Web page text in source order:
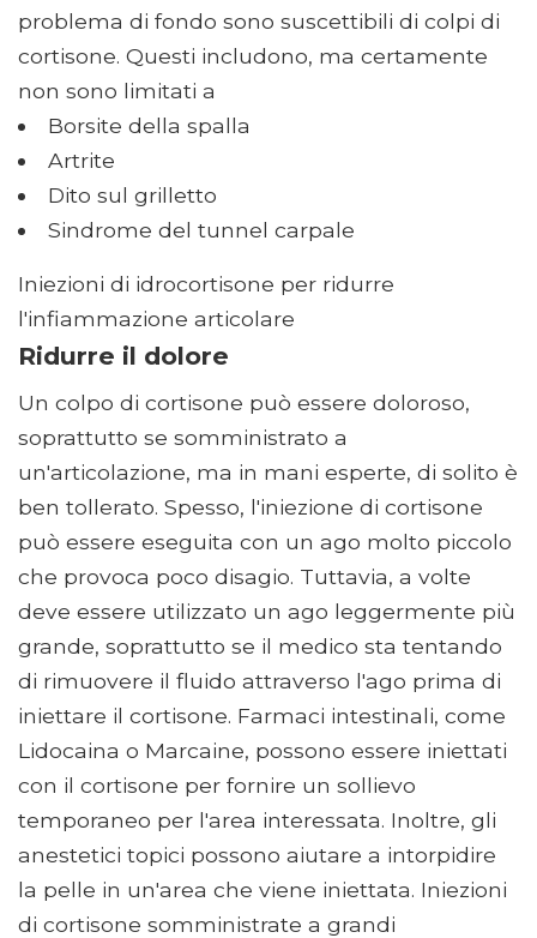
problema di fondo sono suscettibili di colpi di
cortisone. Questi includono, ma certamente
non sono limitati a
Borsite della spalla
Artrite
Dito sul grilletto
Sindrome del tunnel carpale
Iniezioni di idrocortisone per ridurre
l'infiammazione articolare
Ridurre il dolore
Un colpo di cortisone può essere doloroso,
soprattutto se somministrato a
un'articolazione, ma in mani esperte, di solito è
ben tollerato. Spesso, l'iniezione di cortisone
può essere eseguita con un ago molto piccolo
che provoca poco disagio. Tuttavia, a volte
deve essere utilizzato un ago leggermente più
grande, soprattutto se il medico sta tentando
di rimuovere il fluido attraverso l'ago prima di
iniettare il cortisone. Farmaci intestinali, come
Lidocaina o Marcaine, possono essere iniettati
con il cortisone per fornire un sollievo
temporaneo per l'area interessata. Inoltre, gli
anestetici topici possono aiutare a intorpidire
la pelle in un'area che viene iniettata. Iniezioni
di cortisone somministrate a grandi